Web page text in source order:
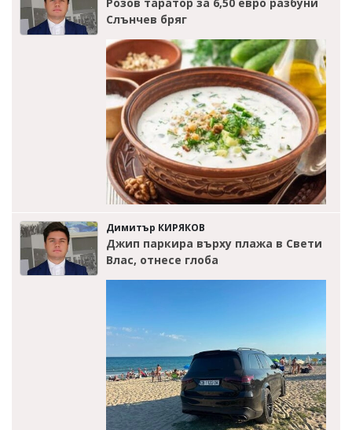
Слънчев бряг
Димитър КИРЯКОВ
Джип паркира върху плажа в Свети
Влас, отнесе глоба